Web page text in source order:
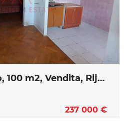
Appartamento, 100 m2, Vendita, Rijeka - Centar
237 000 €